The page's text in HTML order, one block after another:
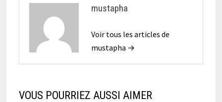
mustapha
Voir tous les articles de
mustapha →
VOUS POURRIEZ AUSSI AIMER